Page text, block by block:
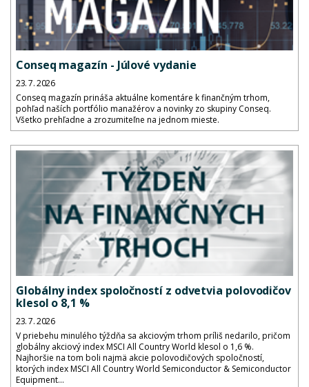
Conseq magazín - Júlové vydanie
23. 7. 2026
Conseq magazín prináša aktuálne komentáre k finančným trhom,
pohľad naších portfólio manažérov a novinky zo skupiny Conseq.
Všetko prehľadne a zrozumiteľne na jednom mieste.
Globálny index spoločností z odvetvia polovodičov
klesol o 8,1 %
23. 7. 2026
V priebehu minulého týždňa sa akciovým trhom príliš nedarilo, pričom
globálny akciový index MSCI All Country World klesol o 1,6 %.
Najhoršie na tom boli najmä akcie polovodičových spoločností,
ktorých index MSCI All Country World Semiconductor & Semiconductor
Equipment...